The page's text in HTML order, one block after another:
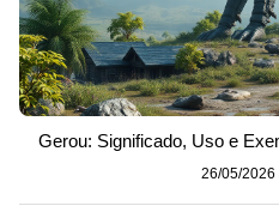
Gerou: Significado, Uso e
26/05/2026